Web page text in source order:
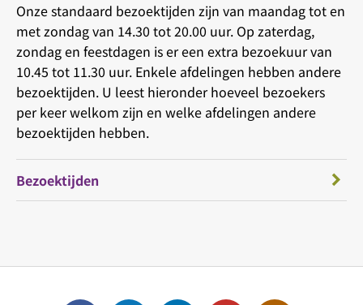
Onze standaard bezoektijden zijn van maandag tot en
met zondag van 14.30 tot 20.00 uur. Op zaterdag,
zondag en feestdagen is er een extra bezoekuur van
10.45 tot 11.30 uur. Enkele afdelingen hebben andere
bezoektijden. U leest hieronder hoeveel bezoekers
per keer welkom zijn en welke afdelingen andere
bezoektijden hebben.
Bezoektijden